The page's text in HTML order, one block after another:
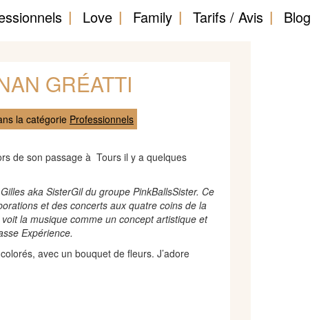
Love Family Tarifs / Avis Blog
GRÉATTI
la catégorie Professionnels
de son passage à Tours il y a quelques
aka SisterGil du groupe PinkBallsSister. Ce
et des concerts aux quatre coins de la
la musique comme un concept artistique et
Expérience.
avec un bouquet de fleurs. J’adore